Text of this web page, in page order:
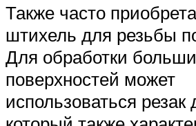
Также часто
штихель для резьбы
Для обработки
поверхностей может
использоваться резак